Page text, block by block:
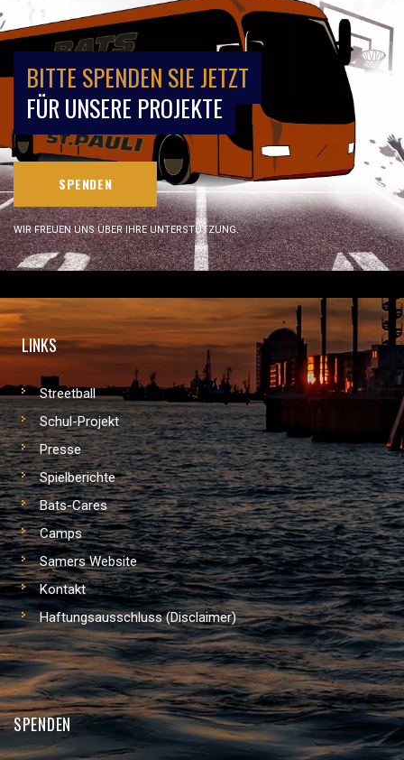
BITTE SPENDEN SIE JETZT
FÜR UNSERE PROJEKTE
SPENDEN
WIR FREUEN UNS ÜBER IHRE UNTERSTÜTZUNG.
LINKS
Streetball
Schul-Projekt
Presse
Spielberichte
Bats-Cares
Camps
Samers Website
Kontakt
Haftungsausschluss (Disclaimer)
SPENDEN